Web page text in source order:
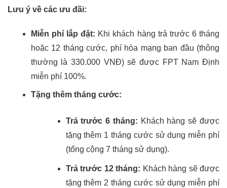
Lưu ý về các ưu đãi:
Miễn phí lắp đặt: Khi khách hàng trả trước 6 tháng
hoặc 12 tháng cước, phí hòa mạng ban đầu (thông
thường là 330.000 VNĐ) sẽ được FPT Nam Định
miễn phí 100%.
Tặng thêm tháng cước:
Trả trước 6 tháng: Khách hàng sẽ được
tặng thêm 1 tháng cước sử dụng miễn phí
(tổng cộng 7 tháng sử dụng).
Trả trước 12 tháng: Khách hàng sẽ được
tặng thêm 2 tháng cước sử dụng miễn phí